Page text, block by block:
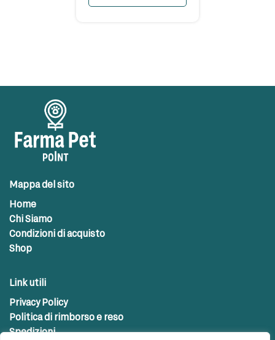
Mappa del sito
Home
Chi Siamo
Condizioni di acquisto
Shop
Link utili
Privacy Policy
Politica di rimborso e reso
Spedizioni